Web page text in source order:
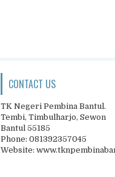
CONTACT US
TK Negeri Pembina Bantul.
Tembi, Timbulharjo, Sewon
Bantul 55185
Phone: 081392357045
Website: